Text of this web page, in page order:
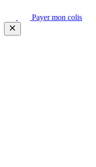
Payer mon colis